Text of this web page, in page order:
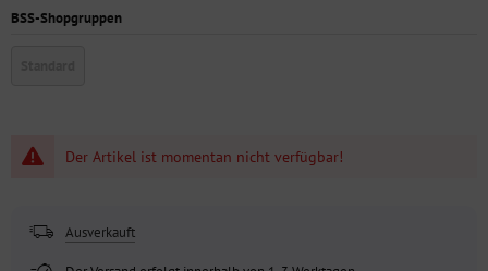
BSS-Shopgruppen
Der Artikel ist momentan nicht verfügbar!
Ausverkauft